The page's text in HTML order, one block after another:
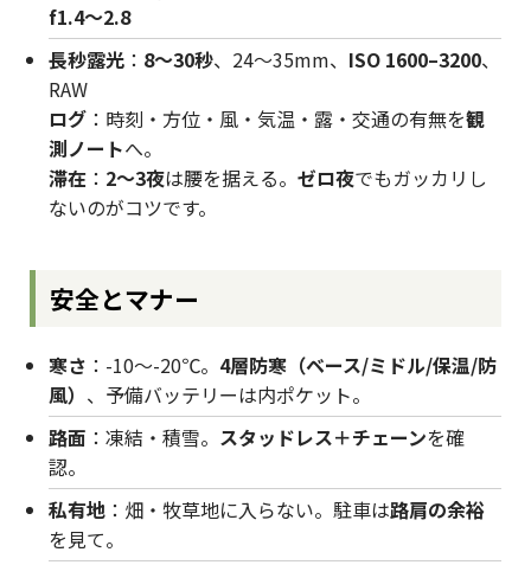
f1.4〜2.8
長秒露光 ： 8〜30秒、24〜35mm、 ISO 1600–3200、
RAW
ログ ：時刻・方位・風・気温・露・交通の有無を観
測ノートへ。
滞在 ： 2〜3夜は腰を据える。 ゼロ夜でもガッカリし
ないのがコツです。
安全とマナー
寒さ ：-10〜-20℃。 4層防寒（ベース/ミドル/保温/防
風） 、予備バッテリーは内ポケット。
路面 ：凍結・積雪。 スタッドレス＋チェーンを確
認。
私有地 ：畑・牧草地に入らない。駐車は路肩の余裕
を見て。